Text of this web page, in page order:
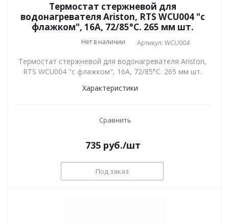
Термостат стержневой для
водонагревателя Ariston, RTS WCU004 "с
флажком", 16A, 72/85°C. 265 мм шт.
Нет в наличии Артикул: WCU004
Термостат стержневой для водонагревателя Ariston,
RTS WCU004 "с флажком", 16A, 72/85°C. 265 мм шт.
Характеристики
Сравнить
735руб./шт
Под заказ